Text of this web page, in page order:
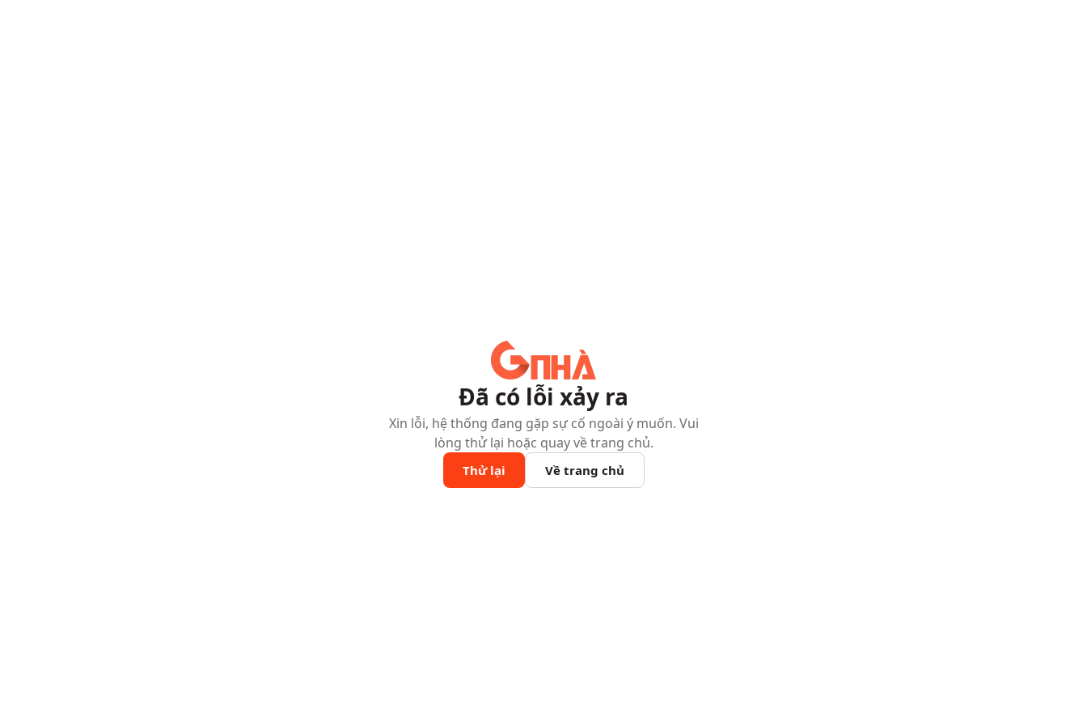
Đã có lỗi xảy ra
Xin lỗi, hệ thống đang gặp sự cố ngoài ý muốn. Vui
lòng thử lại hoặc quay về trang chủ.
Thử lại Về trang chủ